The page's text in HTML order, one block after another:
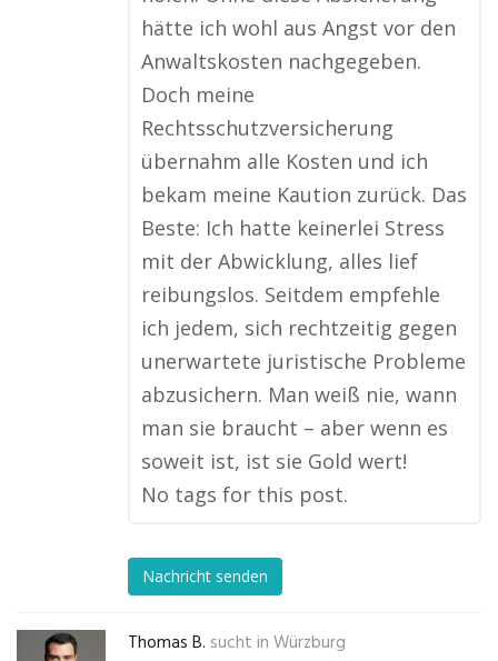
hätte ich wohl aus Angst vor den
Anwaltskosten nachgegeben.
Doch meine
Rechtsschutzversicherung
übernahm alle Kosten und ich
bekam meine Kaution zurück. Das
Beste: Ich hatte keinerlei Stress
mit der Abwicklung, alles lief
reibungslos. Seitdem empfehle
ich jedem, sich rechtzeitig gegen
unerwartete juristische Probleme
abzusichern. Man weiß nie, wann
man sie braucht – aber wenn es
soweit ist, ist sie Gold wert!
No tags for this post.
Nachricht senden
Thomas B. sucht in Würzburg